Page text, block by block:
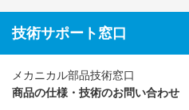
技術サポート窓口
メカニカル部品技術窓口
商品の仕様・技術のお問い合わせ